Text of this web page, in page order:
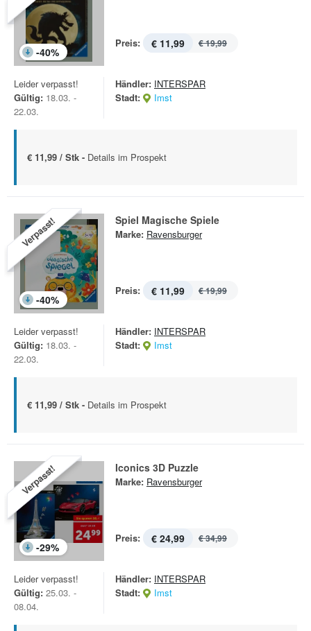
-40%
Preis: € 11,99 € 19,99
Leider verpasst!
Gültig: 18.03. -
22.03.
Händler: INTERSPAR
Stadt:
Imst
€ 11,99 / Stk - Details im Prospekt
Verpasst!
-40%
Spiel Magische Spiele
Marke: Ravensburger
Preis: € 11,99 € 19,99
Leider verpasst!
Gültig: 18.03. -
22.03.
Händler: INTERSPAR
Stadt:
Imst
€ 11,99 / Stk - Details im Prospekt
Verpasst!
-29%
Iconics 3D Puzzle
Marke: Ravensburger
Preis: € 24,99 € 34,99
Leider verpasst!
Gültig: 25.03. -
08.04.
Händler: INTERSPAR
Stadt:
Imst